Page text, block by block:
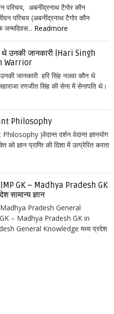
परिचय, अबनींद्रनाथ टैगोर कौन
परिचय (अबनींद्रनाथ टैगोर कौन
जन्मदिवस... Readmore
थे उनकी जानकारी |Hari Singh
Warrior
जानकारी हरि सिंह नलवा कौन थे
रणजीत सिंह की सेना में सेनापति थे।
Philosophy
)वेदान्त दर्शन वेदान्त ज्ञानयोग
को ज्ञान प्राप्ति की दिशा में उत्प्रेरित करता
GK – Madhya Pradesh GK
सामान्य ज्ञान
Pradesh General
– Madhya Pradesh GK in
General Knowledge मध्य प्रदेश